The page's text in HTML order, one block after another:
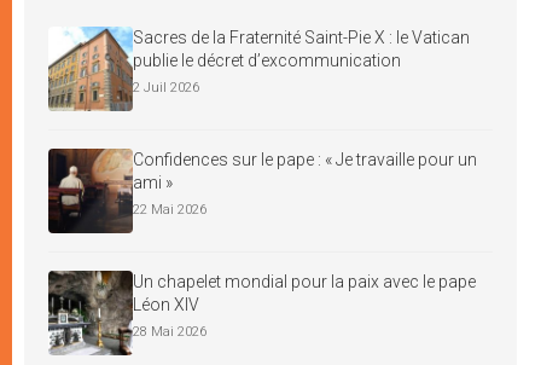
Sacres de la Fraternité Saint-Pie X : le Vatican
publie le décret d’excommunication
2 Juil 2026
Confidences sur le pape : « Je travaille pour un
ami »
22 Mai 2026
Un chapelet mondial pour la paix avec le pape
Léon XIV
28 Mai 2026